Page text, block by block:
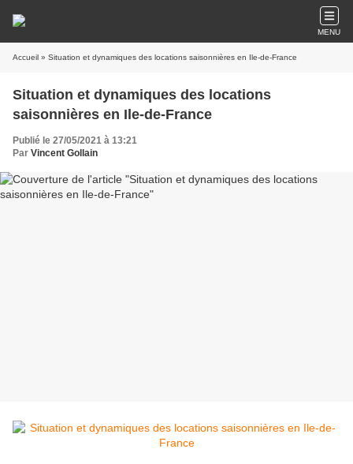
MENU
Accueil » Situation et dynamiques des locations saisonnières en Ile-de-France
Situation et dynamiques des locations
saisonnières en Ile-de-France
Publié le 27/05/2021 à 13:21
Par Vincent Gollain